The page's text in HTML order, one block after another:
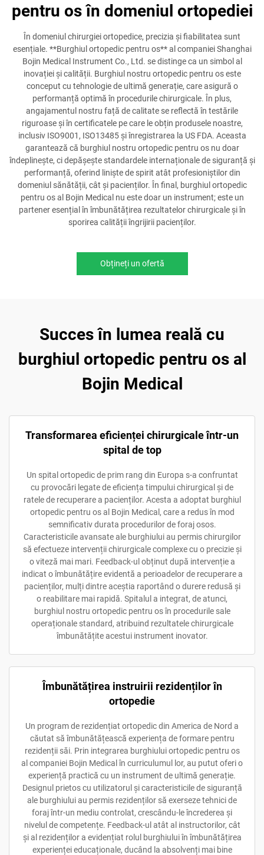
pentru os în domeniul ortopediei
În domeniul chirurgiei ortopedice, precizia și fiabilitatea sunt
esențiale. **Burghiul ortopedic pentru os** al companiei Shanghai
Bojin Medical Instrument Co., Ltd. se distinge ca un simbol al
inovației și calității. Burghiul nostru ortopedic pentru os este
conceput cu tehnologie de ultimă generație, care asigură o
performanță optimă în procedurile chirurgicale. În plus,
angajamentul nostru față de calitate se reflectă în testările
riguroase și în certificatele pe care le obțin produsele noastre,
inclusiv ISO9001, ISO13485 și înregistrarea la US FDA. Aceasta
garantează că burghiul nostru ortopedic pentru os nu doar
îndeplinește, ci depășește standardele internaționale de siguranță și
performanță, oferind liniște de spirit atât profesioniștilor din
domeniul sănătății, cât și pacienților. În final, burghiul ortopedic
pentru os al Bojin Medical nu este doar un instrument; este un
partener esențial în îmbunătățirea rezultatelor chirurgicale și în
sporirea calității îngrijirii pacienților.
Obțineți un ofertă
Succes în lumea reală cu
burghiul ortopedic pentru os al
Bojin Medical
Transformarea eficienței chirurgicale într-un
spital de top
Un spital ortopedic de prim rang din Europa s-a confruntat
cu provocări legate de eficiența timpului chirurgical și de
ratele de recuperare a pacienților. Acesta a adoptat burghiul
ortopedic pentru os al Bojin Medical, care a redus în mod
semnificativ durata procedurilor de foraj osos.
Caracteristicile avansate ale burghiului au permis chirurgilor
să efectueze intervenții chirurgicale complexe cu o precizie și
o viteză mai mari. Feedback-ul obținut după intervenție a
indicat o îmbunătățire evidentă a perioadelor de recuperare a
pacienților, mulți dintre aceștia raportând o durere redusă și
o reabilitare mai rapidă. Spitalul a integrat, de atunci,
burghiul nostru ortopedic pentru os în procedurile sale
operaționale standard, atribuind rezultatele chirurgicale
îmbunătățite acestui instrument inovator.
Îmbunătățirea instruirii rezidenților în
ortopedie
Un program de rezidențiat ortopedic din America de Nord a
căutat să îmbunătățească experiența de formare pentru
rezidenții săi. Prin integrarea burghiului ortopedic pentru os
al companiei Bojin Medical în curriculumul lor, au putut oferi o
experiență practică cu un instrument de ultimă generație.
Designul prietos cu utilizatorul și caracteristicile de siguranță
ale burghiului au permis rezidenților să exerseze tehnici de
foraj într-un mediu controlat, crescându-le încrederea și
nivelul de competențe. Feedback-ul atât al instructorilor, cât
și al rezidenților a evidențiat rolul burghiului în îmbunătățirea
experienței educaționale, ducând la absolvenți mai bine